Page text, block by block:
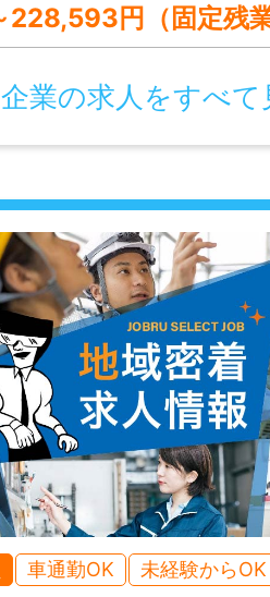
く人の声などを、写真
旭川市パルプ町505番
性：なし
円+別途諸手当
ども一人
各種手当含む）×12ヵ月
円+年末年始特別手当
＋各種手当支給 〈採用時モデル月給〉 基本給220,000円＋固定残業代8,593円＋各手当＝
業の求人をすべて
車通勤OK 未経験からOK